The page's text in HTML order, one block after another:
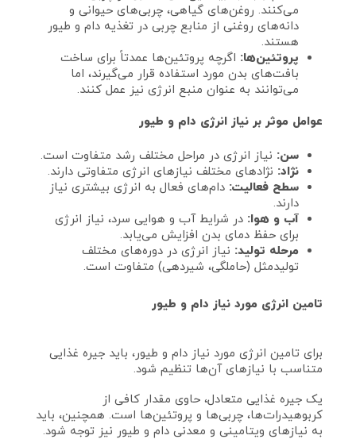
می‌کنند. روغن‌های گیاهی، چربی‌های حیوانی و
دانه‌های روغنی از منابع چربی در تغذیه دام و طیور
هستند.
پروتئین‌ها: اگرچه پروتئین‌ها عمدتاً برای ساخت
بافت‌های بدن مورد استفاده قرار می‌گیرند، اما
می‌توانند به عنوان منبع انرژی نیز عمل کنند.
عوامل موثر بر نیاز انرژی دام و طیور
سن: نیاز انرژی در مراحل مختلف رشد متفاوت است.
نژاد: نژادهای مختلف نیازهای انرژی متفاوتی دارند.
سطح فعالیت: دام‌های فعال به انرژی بیشتری نیاز
دارند.
آب و هوا: در شرایط آب و هوایی سرد، نیاز انرژی
برای حفظ دمای بدن افزایش می‌یابد.
مرحله تولید: نیاز انرژی در دوره‌های مختلف
تولیدمثل (حاملگی، شیردهی) متفاوت است.
تامین انرژی مورد نیاز دام و طیور
برای تامین انرژی مورد نیاز دام و طیور، باید جیره غذایی
متناسب با نیازهای آن‌ها تنظیم شود.
یک جیره غذایی متعادل، حاوی مقدار کافی از
کربوهیدرات‌ها، چربی‌ها و پروتئین‌ها است. همچنین، باید
به نیازهای ویتامینی و معدنی دام و طیور نیز توجه شود.